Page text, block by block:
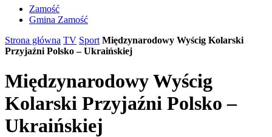
Zamość
Gmina Zamość
Strona główna TV Sport Międzynarodowy Wyścig Kolarski
Przyjaźni Polsko – Ukraińskiej
Międzynarodowy Wyścig
Kolarski Przyjaźni Polsko –
Ukraińskiej